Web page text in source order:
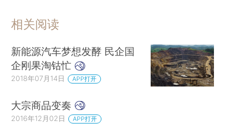
相关阅读
新能源汽车梦想发酵 民企国
企刚果淘钴忙
2018年07月14日 APP打开
大宗商品变奏
2016年12月02日 APP打开